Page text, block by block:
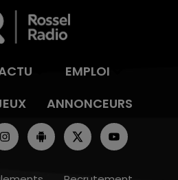
EMPLOI
ANNONCEURS